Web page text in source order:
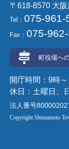
〒618-8570 大
Tel： 075-961-
Fax： 075-
町役場へ
開庁時間：9時
休日：土曜日、
法人番号
Copyright Shimamoto